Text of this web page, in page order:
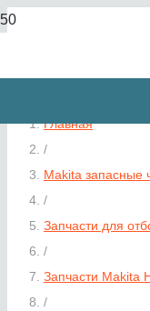
Главная
/
Makita запасные
/
Запчасти для
/
Запчасти Makita
/